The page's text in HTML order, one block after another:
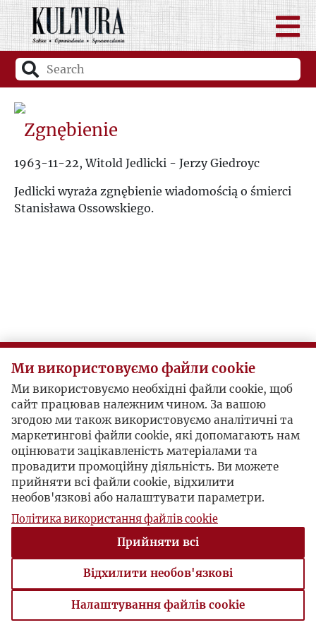
Zgnębienie
1963-11-22, Witold Jedlicki - Jerzy Giedroyc
Jedlicki wyraża zgnębienie wiadomością o śmierci
Stanisława Ossowskiego.
Ми використовуємо файли cookie
Ми використовуємо необхідні файли cookie, щоб
сайт працював належним чином. За вашою
згодою ми також використовуємо аналітичні та
маркетингові файли cookie, які допомагають нам
оцінювати зацікавленість матеріалами та
провадити промоційну діяльність. Ви можете
прийняти всі файли cookie, відхилити
необов'язкові або налаштувати параметри.
Політика використання файлів cookie
Прийняти всі
Відхилити необов'язкові
Налаштування файлів cookie
Налаштування файлів cookie